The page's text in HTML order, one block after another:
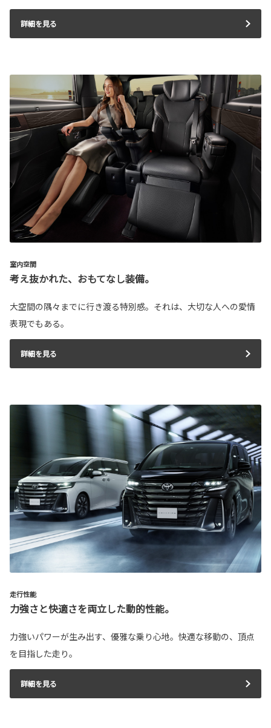
詳細を見る
室内空間
考え抜かれた、おもてなし装備。
大空間の隅々までに行き渡る特別感。それは、大切な人への愛情
表現でもある。
詳細を見る
走行性能
力強さと快適さを両立した動的性能。
力強いパワーが生み出す、優雅な乗り心地。快適な移動の、頂点
を目指した走り。
詳細を見る